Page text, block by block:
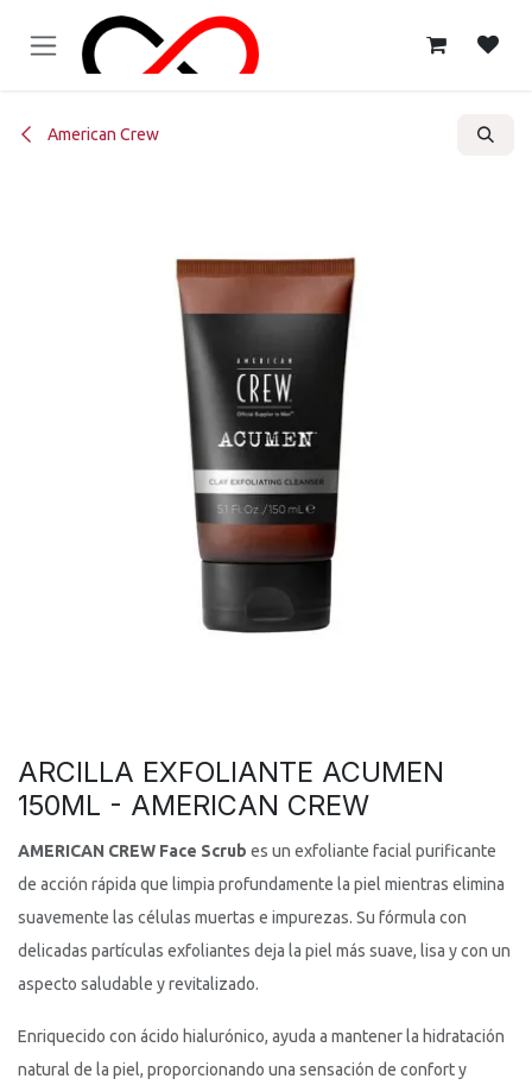
American Crew
ARCILLA EXFOLIANTE ACUMEN
150ML - AMERICAN CREW
AMERICAN CREW Face Scrub es un exfoliante facial purificante
de acción rápida que limpia profundamente la piel mientras elimina
suavemente las células muertas e impurezas. Su fórmula con
delicadas partículas exfoliantes deja la piel más suave, lisa y con un
aspecto saludable y revitalizado.
Enriquecido con ácido hialurónico, ayuda a mantener la hidratación
natural de la piel, proporcionando una sensación de confort y